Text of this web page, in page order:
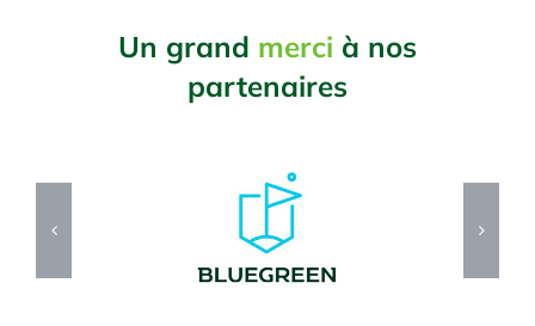
Un grand merci à nos
partenaires